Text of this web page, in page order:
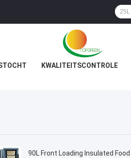
KWALITEITSCONTROLE
90L Front Loading Insulated